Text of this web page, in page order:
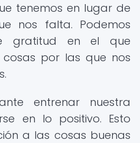
tenemos en lugar de
nos falta. Podemos
gratitud en el que
por las que nos
entrenar nuestra
en lo positivo. Esto
a las cosas buenas